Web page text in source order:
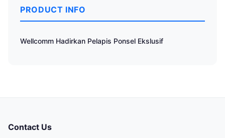
PRODUCT INFO
Wellcomm Hadirkan Pelapis Ponsel Ekslusif
Contact Us